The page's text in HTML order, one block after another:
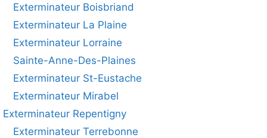
Exterminateur Boisbriand
Exterminateur La Plaine
Exterminateur Lorraine
Sainte-Anne-Des-Plaines
Exterminateur St-Eustache
Exterminateur Mirabel
Exterminateur Repentigny
Exterminateur Terrebonne